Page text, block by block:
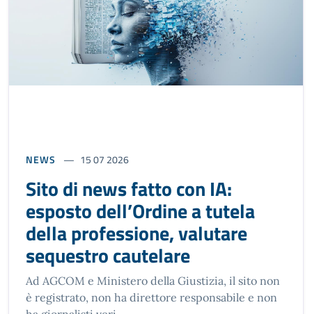
NEWS 15 07 2026
Sito di news fatto con IA:
esposto dell’Ordine a tutela
della professione, valutare
sequestro cautelare
Ad AGCOM e Ministero della Giustizia, il sito non
è registrato, non ha direttore responsabile e non